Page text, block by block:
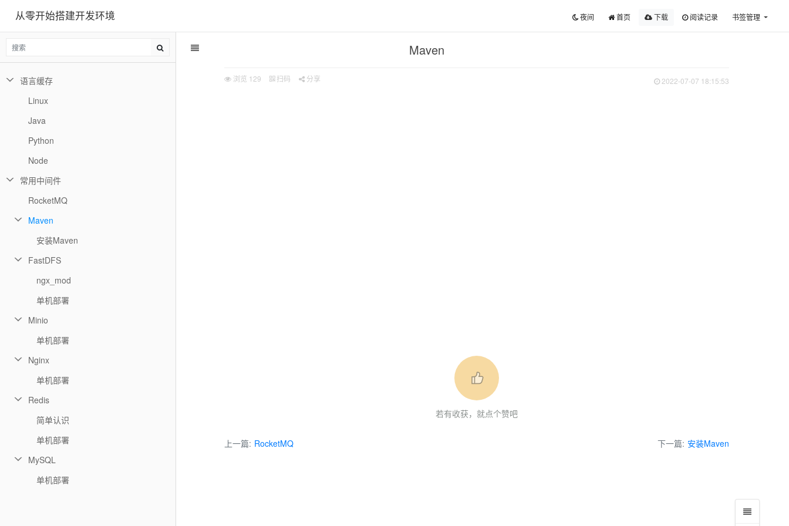
从零开始搭建开发环境 夜间 首页 下载 阅读记录 书签管理
Maven
浏览 129 扫码 分享 2022-07-07 18:15:53
若有收获，就点个赞吧
上一篇: RocketMQ 下一篇: 安装Maven
语言缓存
Linux
Java
Python
Node
常用中间件
RocketMQ
Maven
安装Maven
FastDFS
ngx_mod
单机部署
Minio
单机部署
Nginx
单机部署
Redis
简单认识
单机部署
MySQL
单机部署